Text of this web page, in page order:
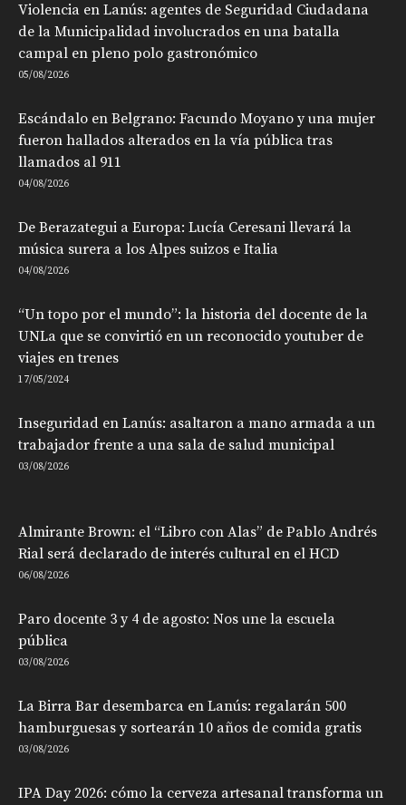
Violencia en Lanús: agentes de Seguridad Ciudadana
de la Municipalidad involucrados en una batalla
campal en pleno polo gastronómico
05/08/2026
Escándalo en Belgrano: Facundo Moyano y una mujer
fueron hallados alterados en la vía pública tras
llamados al 911
04/08/2026
De Berazategui a Europa: Lucía Ceresani llevará la
música surera a los Alpes suizos e Italia
04/08/2026
“Un topo por el mundo”: la historia del docente de la
UNLa que se convirtió en un reconocido youtuber de
viajes en trenes
17/05/2024
Inseguridad en Lanús: asaltaron a mano armada a un
trabajador frente a una sala de salud municipal
03/08/2026
Almirante Brown: el “Libro con Alas” de Pablo Andrés
Rial será declarado de interés cultural en el HCD
06/08/2026
Paro docente 3 y 4 de agosto: Nos une la escuela
pública
03/08/2026
La Birra Bar desembarca en Lanús: regalarán 500
hamburguesas y sortearán 10 años de comida gratis
03/08/2026
IPA Day 2026: cómo la cerveza artesanal transforma un